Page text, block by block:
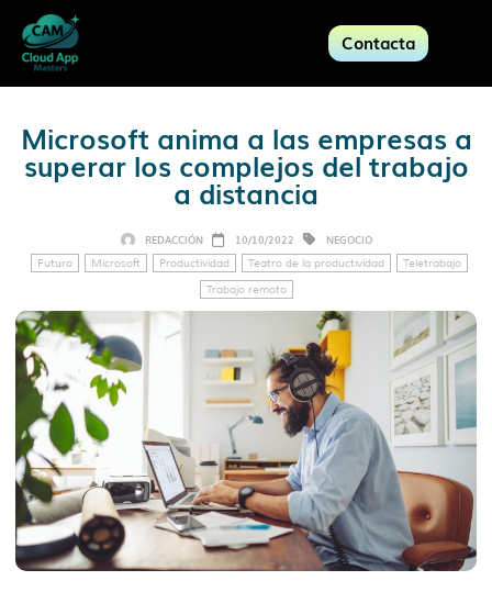
Contacta
Microsoft anima a las empresas a
superar los complejos del trabajo
a distancia
REDACCIÓN 10/10/2022 NEGOCIO
Futuro Microsoft Productividad Teatro de la productividad
Teletrabajo
Trabajo remoto